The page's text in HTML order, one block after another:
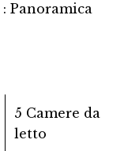
Panoramica
5 Camere da
letto